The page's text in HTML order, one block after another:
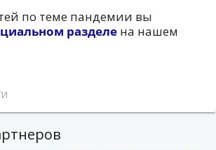
по теме пандемии вы
разделе на нашем